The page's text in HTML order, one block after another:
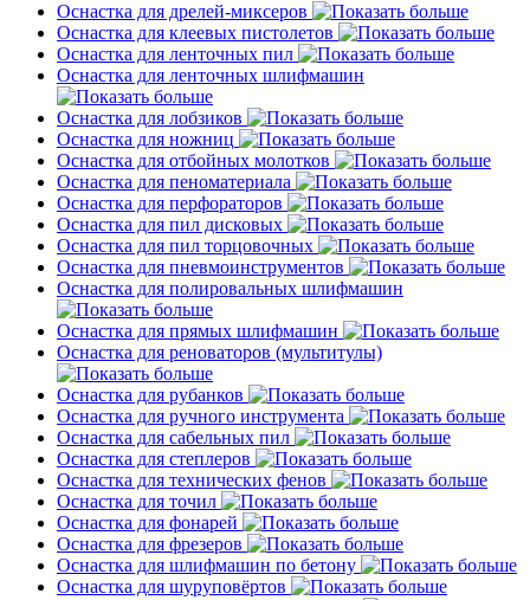
Оснастка для дрелей-миксеров
Оснастка для клеевых пистолетов
Оснастка для ленточных пил
Оснастка для ленточных шлифмашин
Оснастка для лобзиков
Оснастка для ножниц
Оснастка для отбойных молотков
Оснастка для пеноматериала
Оснастка для перфораторов
Оснастка для пил дисковых
Оснастка для пил торцовочных
Оснастка для пневмоинструментов
Оснастка для полировальных шлифмашин
Оснастка для прямых шлифмашин
Оснастка для реноваторов (мультитулы)
Оснастка для рубанков
Оснастка для ручного инструмента
Оснастка для сабельных пил
Оснастка для степлеров
Оснастка для технических фенов
Оснастка для точил
Оснастка для фонарей
Оснастка для фрезеров
Оснастка для шлифмашин по бетону
Оснастка для шуруповёртов